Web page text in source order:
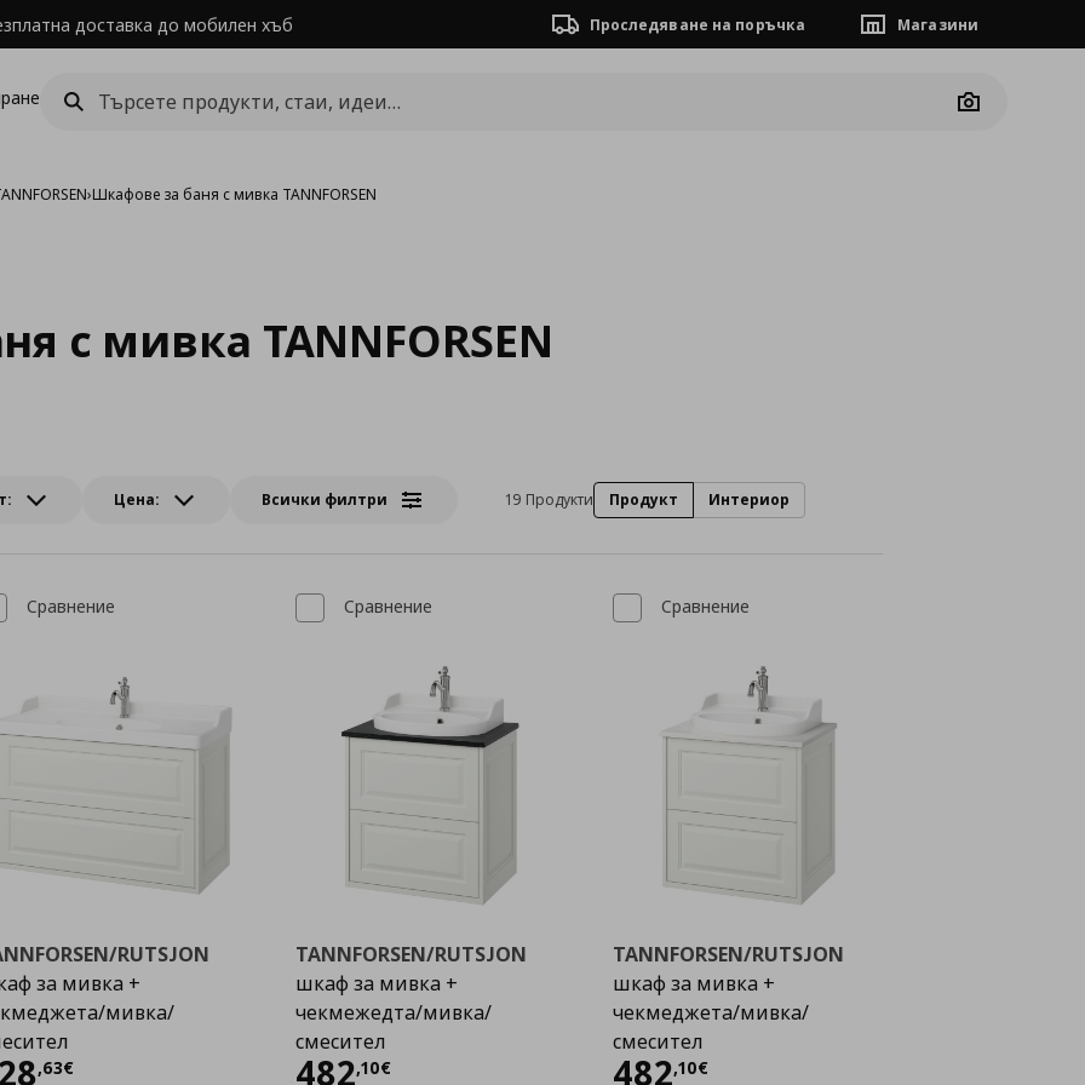
доставка до мобилен хъб Проследяване на поръчка Магазини
Camera
›Шкафове за баня с мивка TANNFORSEN
с мивка TANNFORSEN
Цена: Всички филтри 19 Продукти Продукт Интериор
Сравнение
RUTSJON
за мивка +
мивка/
,63€
Сравнение
TANNFORSEN/RUTSJON
шкаф за мивка +
чекмежедта/мивка/
смесител
482,10€
Цена
Сравнение
TANNFORSEN/RUTSJON
шкаф за мивка +
чекмеджета/мивка/
смесител
482,10€
Цена